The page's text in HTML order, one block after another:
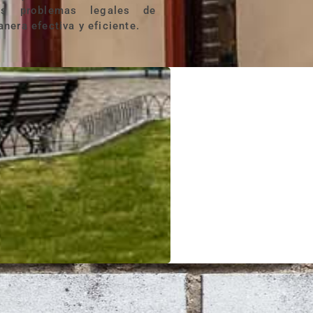
efectiva y eficiente.